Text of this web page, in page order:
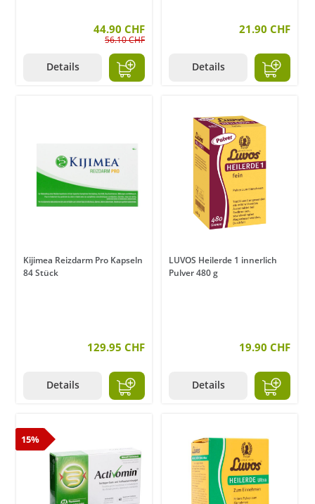
44.90 CHF
56.10 CHF
Details
21.90 CHF
Details
Kijimea Reizdarm Pro Kapseln
84 Stück
129.95 CHF
Details
LUVOS Heilerde 1 innerlich
Pulver 480 g
19.90 CHF
Details
15%